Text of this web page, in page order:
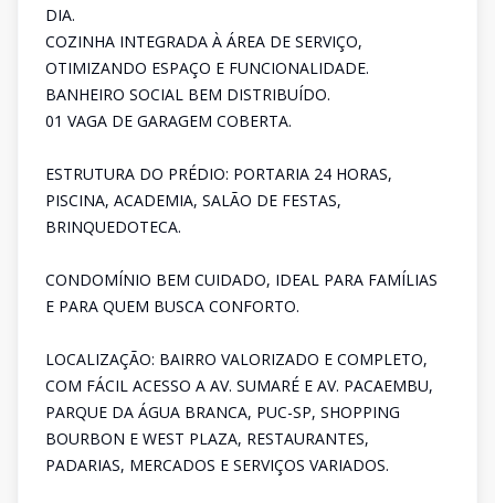
DIA.
COZINHA INTEGRADA À ÁREA DE SERVIÇO,
OTIMIZANDO ESPAÇO E FUNCIONALIDADE.
BANHEIRO SOCIAL BEM DISTRIBUÍDO.
01 VAGA DE GARAGEM COBERTA.
ESTRUTURA DO PRÉDIO: PORTARIA 24 HORAS,
PISCINA, ACADEMIA, SALÃO DE FESTAS,
BRINQUEDOTECA.
CONDOMÍNIO BEM CUIDADO, IDEAL PARA FAMÍLIAS
E PARA QUEM BUSCA CONFORTO.
LOCALIZAÇÃO: BAIRRO VALORIZADO E COMPLETO,
COM FÁCIL ACESSO A AV. SUMARÉ E AV. PACAEMBU,
PARQUE DA ÁGUA BRANCA, PUC-SP, SHOPPING
BOURBON E WEST PLAZA, RESTAURANTES,
PADARIAS, MERCADOS E SERVIÇOS VARIADOS.